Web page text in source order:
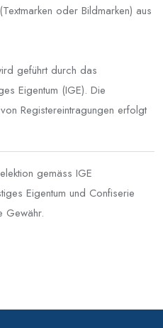
oder Bildmarken) aus
geführt durch das
Eigentum (IGE). Die
Registereintragungen erfolgt
gemäss IGE
Eigentum und Confiserie
Gewähr.